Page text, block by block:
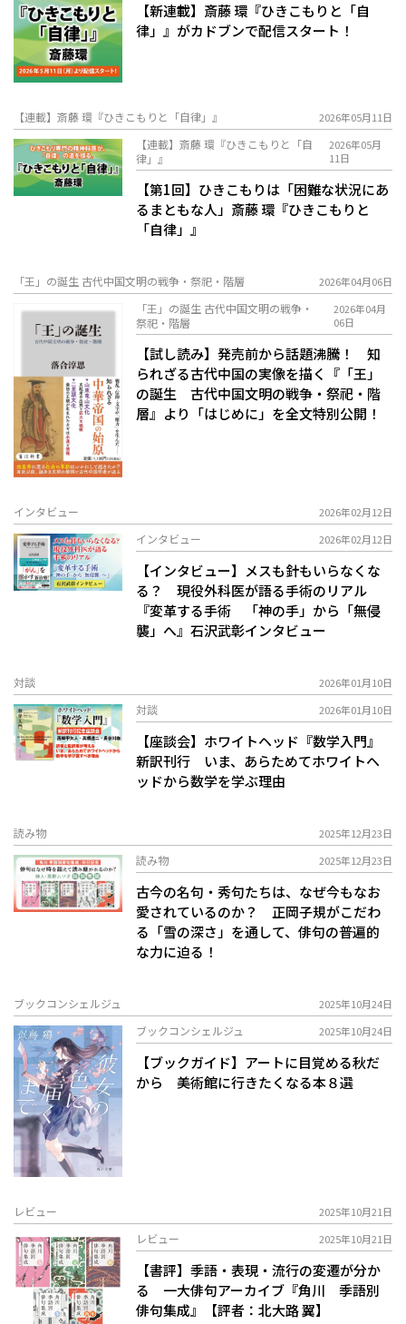
【新連載】斎藤 環『ひきこもりと「自
律」』がカドブンで配信スタート！
【連載】斎藤 環『ひきこもりと「自律」』 2026年05月11日
【連載】斎藤 環『ひきこもりと「自
律」』
2026年05月
11日
【第1回】ひきこもりは「困難な状況にあ
るまともな人」――斎藤 環『ひきこもりと
「自律」』
「王」の誕生 古代中国文明の戦争・祭祀・階層 2026年04月06日
「王」の誕生 古代中国文明の戦争・
祭祀・階層
2026年04月
06日
【試し読み】発売前から話題沸騰！ 知
られざる古代中国の実像を描く――『「王」
の誕生 古代中国文明の戦争・祭祀・階
層』より「はじめに」を全文特別公開！
インタビュー 2026年02月12日
インタビュー 2026年02月12日
【インタビュー】メスも針もいらなくな
る？ 現役外科医が語る手術のリアル――
『変革する手術 「神の手」から「無侵
襲」へ』石沢武彰インタビュー
対談 2026年01月10日
対談 2026年01月10日
【座談会】ホワイトヘッド『数学入門』
新訳刊行 いま、あらためてホワイトヘ
ッドから数学を学ぶ理由
読み物 2025年12月23日
読み物 2025年12月23日
古今の名句・秀句たちは、なぜ今もなお
愛されているのか？ 正岡子規がこだわ
る「雪の深さ」を通して、俳句の普遍的
な力に迫る！
ブックコンシェルジュ 2025年10月24日
ブックコンシェルジュ 2025年10月24日
【ブックガイド】アートに目覚める秋だ
から 美術館に行きたくなる本８選
レビュー 2025年10月21日
レビュー 2025年10月21日
【書評】季語・表現・流行の変遷が分か
る 一大俳句アーカイブ――『角川 季語別
俳句集成』【評者：北大路 翼】